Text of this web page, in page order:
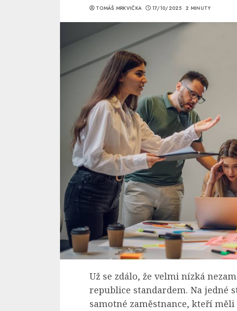
TOMÁŠ MRKVIČKA 17/10/2025 2 MINUTY
Už se zdálo, že velmi nízká
republice standardem. Na jedné
samotné zaměstnance, kteří